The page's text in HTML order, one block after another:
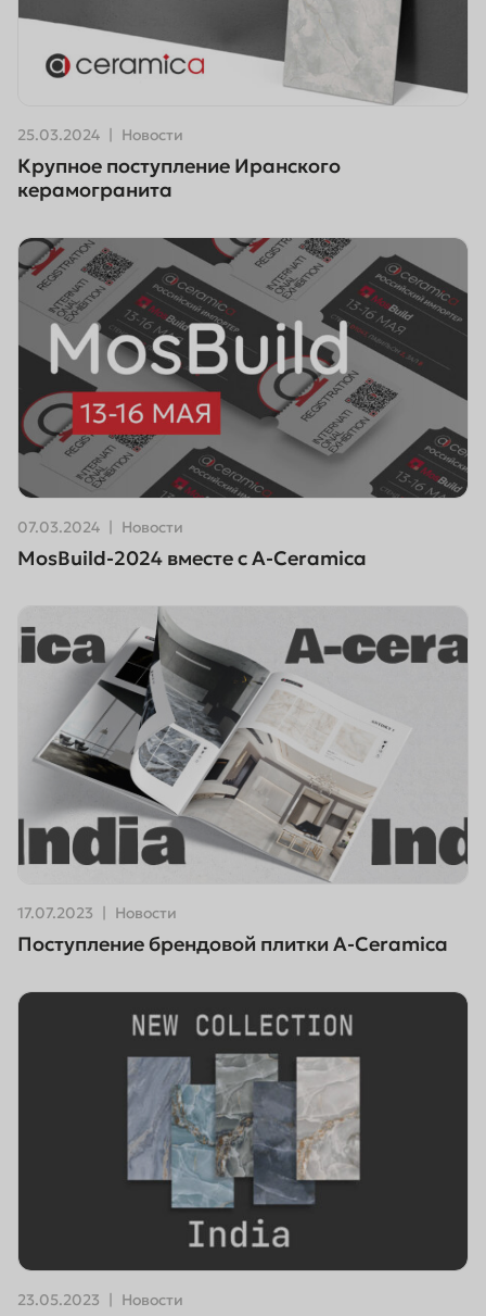
25.03.2024 Новости
Крупное поступление Иранского
керамогранита
07.03.2024 Новости
MosBuild-2024 вместе с A-Ceramica
17.07.2023 Новости
Поступление брендовой плитки A-Ceramica
23.05.2023 Новости